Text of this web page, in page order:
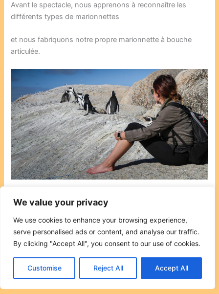
We value your privacy
We use cookies to enhance your browsing experience,
serve personalised ads or content, and analyse our traffic.
By clicking "Accept All", you consent to our use of cookies.
Customise Reject All Accept All
Avant le spectacle, nous apprenons à reconnaître les
différents types de marionnettes
et nous fabriquons notre propre marionnette à bouche
articulée.
PRÉCÉDENT